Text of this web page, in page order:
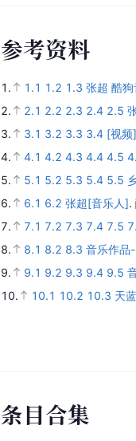
参考资料
1. 1.1 1.2 1.3 张超 酷
2.
2.1 2.2 2.3 2.4 2.5
3.
3.1 3.2 3.3 3.4 [视频
4.
4.1 4.2 4.3 4.4 4.5
5.
5.1 5.2 5.3 5.4 5.5
6.
6.1 6.2 张超[音乐人].
7.
7.1 7.2 7.3 7.4 7.5
8.
8.1 8.2 8.3 音乐作品
9.
9.1 9.2 9.3 9.4 9.5
10.
10.1 10.2 10.3 天
条目合集